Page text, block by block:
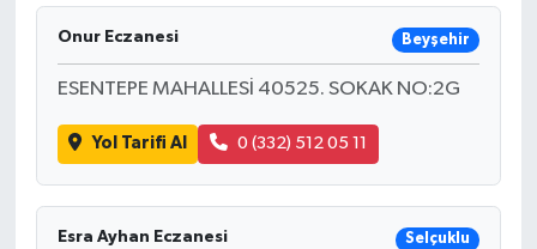
Onur Eczanesi Beyşehir
ESENTEPE MAHALLESİ 40525. SOKAK NO:2G
Yol Tarifi Al 0 (332) 512 05 11
Esra Ayhan Eczanesi Selçuklu